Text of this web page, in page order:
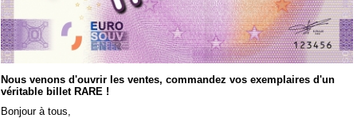
Nous venons d'ouvrir les ventes, commandez vos exemplaires d'un
véritable billet RARE !
Bonjour à tous,